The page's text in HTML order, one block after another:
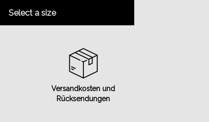
Select a size
Versandkosten und
Rücksendungen